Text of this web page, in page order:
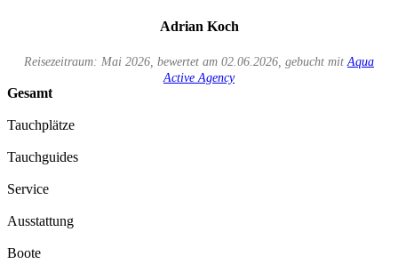
Adrian Koch
Reisezeitraum: Mai 2026, bewertet am 02.06.2026, gebucht mit Aqua
Active Agency
Gesamt
Tauchplätze
Tauchguides
Service
Ausstattung
Boote